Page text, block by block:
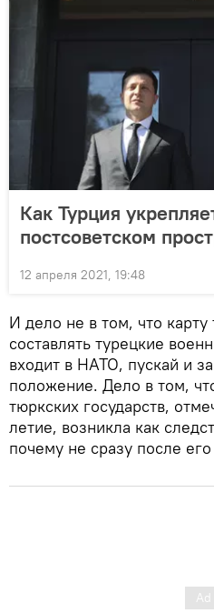
Как Турция
постсоветском
12 апреля 2021, 19:48
И дело не в том, что
составлять турецкие
входит в НАТО, пускай и
положение. Дело в том,
тюркских государств,
летие, возникла как
почему не сразу после